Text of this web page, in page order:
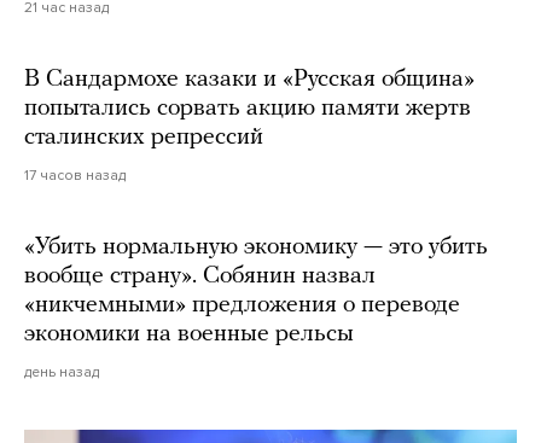
21 час назад
В Сандармохе казаки и «Русская община»
попытались сорвать акцию памяти жертв
сталинских репрессий
17 часов назад
«Убить нормальную экономику — это убить
вообще страну». Собянин назвал
«никчемными» предложения о переводе
экономики на военные рельсы
день назад